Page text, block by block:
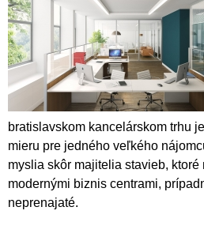
bratislavskom kancelárskom trhu
mieru pre jedného veľkého
myslia skôr majitelia stavieb, ktoré
modernými biznis centrami,
neprenajaté.